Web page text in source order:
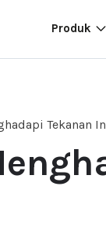
Produk
Tekanan